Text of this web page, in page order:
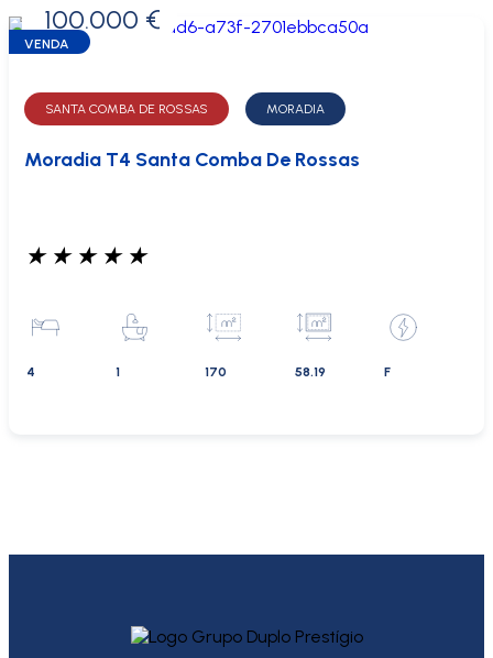
0 €
100.000 €
VENDA
SANTA COMBA DE ROSSAS MORADIA
Moradia T4 Santa Comba De Rossas
★ ★ ★ ★ ★
4 1 170 58.19 F